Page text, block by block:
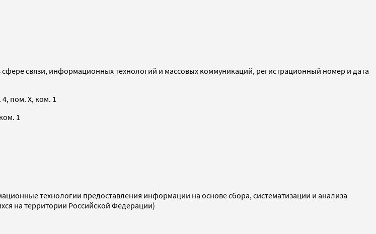
связи, информационных технологий и массовых коммуникаций, регистрационный номер и дата
пом. X, ком. 1
1
технологии предоставления информации на основе сбора, систематизации и анализа
на территории Российской Федерации)